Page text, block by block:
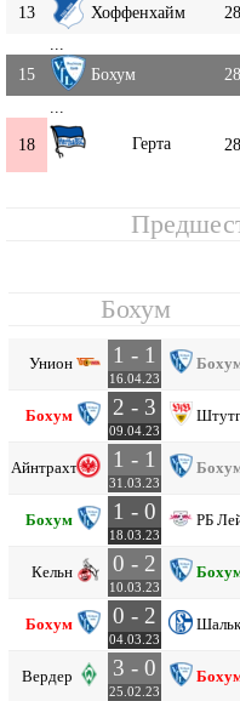
13 Хоффенхайм 28
15
Бохум 28
18
Герта 28
Бохум
Унион 1 - 1
16.04.23
Бохум 2 - 3
09.04.23
Айнтрахт Ф 1 - 1
31.03.23
Бохум 1 - 0
18.03.23
РБ
Кельн 0 - 2
10.03.23
Бохум 0 - 2
04.03.23
Вердер 3 - 0
25.02.23